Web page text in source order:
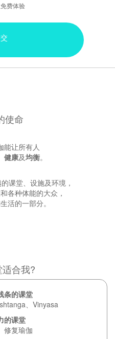
费体验
使命
能让所有人
健康及均衡。
课堂、设施及环境，
各种体能的大众，
活的一部分。
合我?
条的课堂
、Vinyasa
的课堂
修复瑜伽